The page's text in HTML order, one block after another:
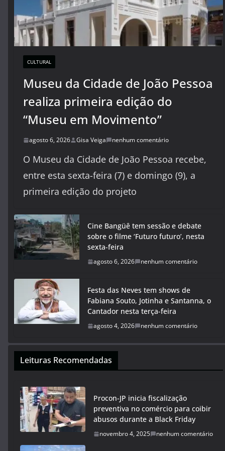
CULTURAL
Museu da Cidade de João Pessoa
realiza primeira edição do
“Museu em Movimento”
agosto 6, 2026 Gisa Veiga nenhum comentário
O Museu da Cidade de João Pessoa recebe,
entre esta sexta-feira (7) e domingo (9), a
primeira edição do projeto
Cine Bangüê tem sessão e debate
sobre o filme ‘Futuro futuro’, nesta
sexta-feira
agosto 6, 2026 nenhum comentário
Festa das Neves tem shows de
Fabiana Souto, Jotinha e Santanna, o
Cantador nesta terça-feira
agosto 4, 2026 nenhum comentário
Leituras Recomendadas
Procon-JP inicia fiscalização
preventiva no comércio para coibir
abusos durante a Black Friday
novembro 4, 2025 nenhum comentário